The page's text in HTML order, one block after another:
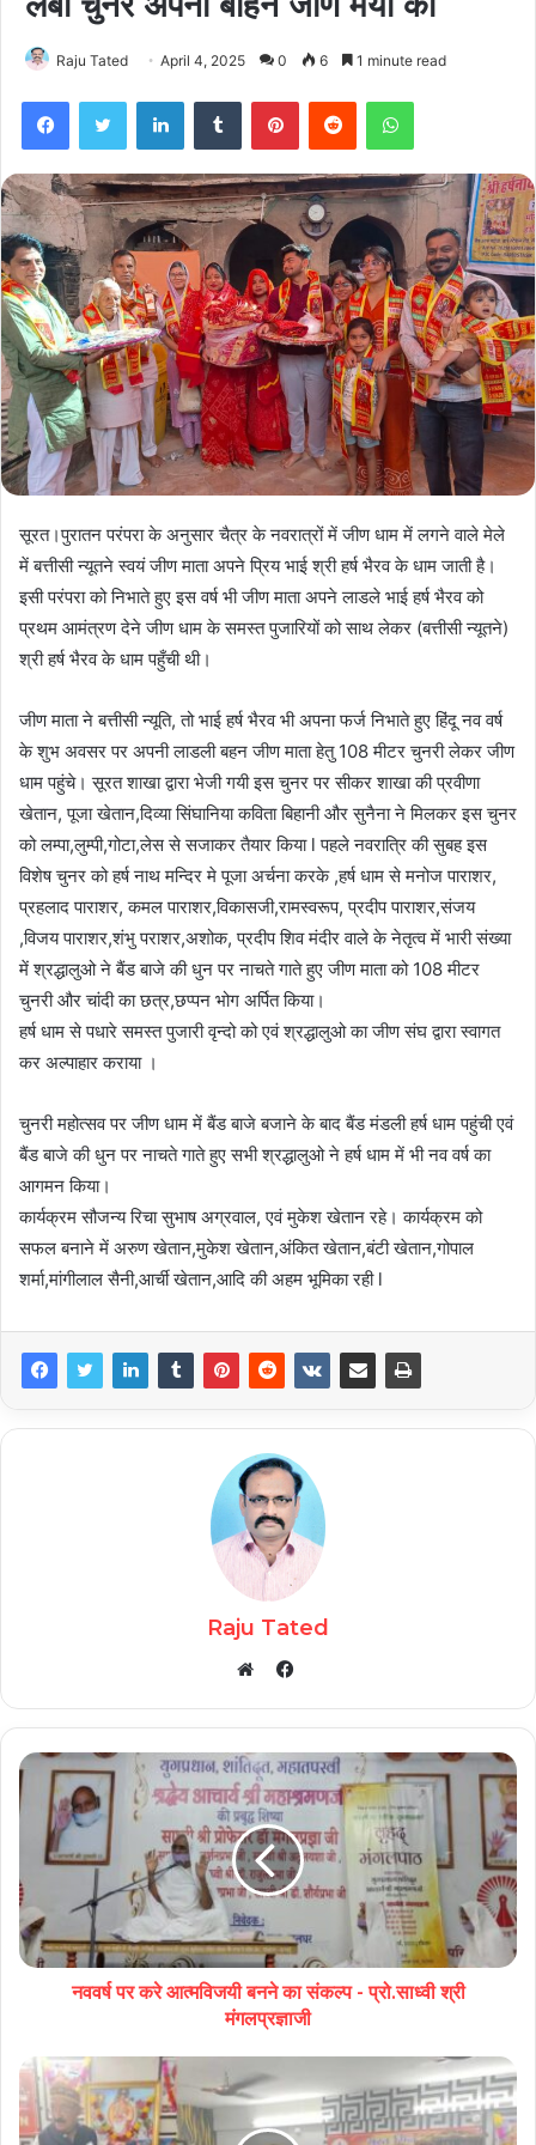
Raju Tated April 4, 2025 0 6 1 minute read
FacebookTwitter LinkedInTumblr PinterestReddit WhatsApp
सूरत।पुरातन परंपरा के अनुसार चैत्र के नवरात्रों में जीण धाम में लगने वाले मेले
में बत्तीसी न्यूतने स्वयं जीण माता अपने प्रिय भाई श्री हर्ष भैरव के धाम जाती है।
इसी परंपरा को निभाते हुए इस वर्ष भी जीण माता अपने लाडले भाई हर्ष भैरव को
प्रथम आमंत्रण देने जीण धाम के समस्त पुजारियों को साथ लेकर (बत्तीसी न्यूतने)
श्री हर्ष भैरव के धाम पहुँची थी।
जीण माता ने बत्तीसी न्यूति, तो भाई हर्ष भैरव भी अपना फर्ज निभाते हुए हिंदू नव वर्ष
के शुभ अवसर पर अपनी लाडली बहन जीण माता हेतु 108 मीटर चुनरी लेकर जीण
धाम पहुंचे। सूरत शाखा द्वारा भेजी गयी इस चुनर पर सीकर शाखा की प्रवीणा
खेतान, पूजा खेतान,दिव्या सिंघानिया कविता बिहानी और सुनैना ने मिलकर इस चुनर
को लम्पा,लुम्पी,गोटा,लेस से सजाकर तैयार किया l पहले नवरात्रि की सुबह इस
विशेष चुनर को हर्ष नाथ मन्दिर मे पूजा अर्चना करके ,हर्ष धाम से मनोज पाराशर,
प्रहलाद पाराशर, कमल पाराशर,विकासजी,रामस्वरूप, प्रदीप पाराशर,संजय
,विजय पाराशर,शंभु पराशर,अशोक, प्रदीप शिव मंदीर वाले के नेतृत्व में भारी संख्या
में श्रद्धालुओ ने बैंड बाजे की धुन पर नाचते गाते हुए जीण माता को 108 मीटर
चुनरी और चांदी का छत्र,छप्पन भोग अर्पित किया।
हर्ष धाम से पधारे समस्त पुजारी वृन्दो को एवं श्रद्धालुओ का जीण संघ द्वारा स्वागत
कर अल्पाहार कराया ।
चुनरी महोत्सव पर जीण धाम में बैंड बाजे बजाने के बाद बैंड मंडली हर्ष धाम पहुंची एवं
बैंड बाजे की धुन पर नाचते गाते हुए सभी श्रद्धालुओ ने हर्ष धाम में भी नव वर्ष का
आगमन किया।
कार्यक्रम सौजन्य रिचा सुभाष अग्रवाल, एवं मुकेश खेतान रहे। कार्यक्रम को
सफल बनाने में अरुण खेतान,मुकेश खेतान,अंकित खेतान,बंटी खेतान,गोपाल
शर्मा,मांगीलाल सैनी,आर्ची खेतान,आदि की अहम भूमिका रही l
Raju Tated
Facebook
नववर्ष पर करे आत्मविजयी बनने का संकल्प - प्रो.साध्वी श्री
मंगलप्रज्ञाजी